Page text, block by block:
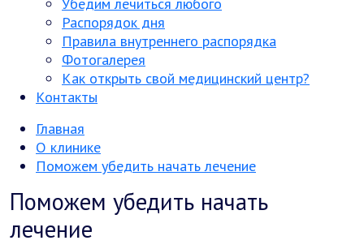
Распорядок дня
Правила внутреннего распорядка
Фотогалерея
Как открыть свой медицинский центр?
Контакты
Главная
О клинике
Поможем убедить начать лечение
Поможем убедить начать
лечение